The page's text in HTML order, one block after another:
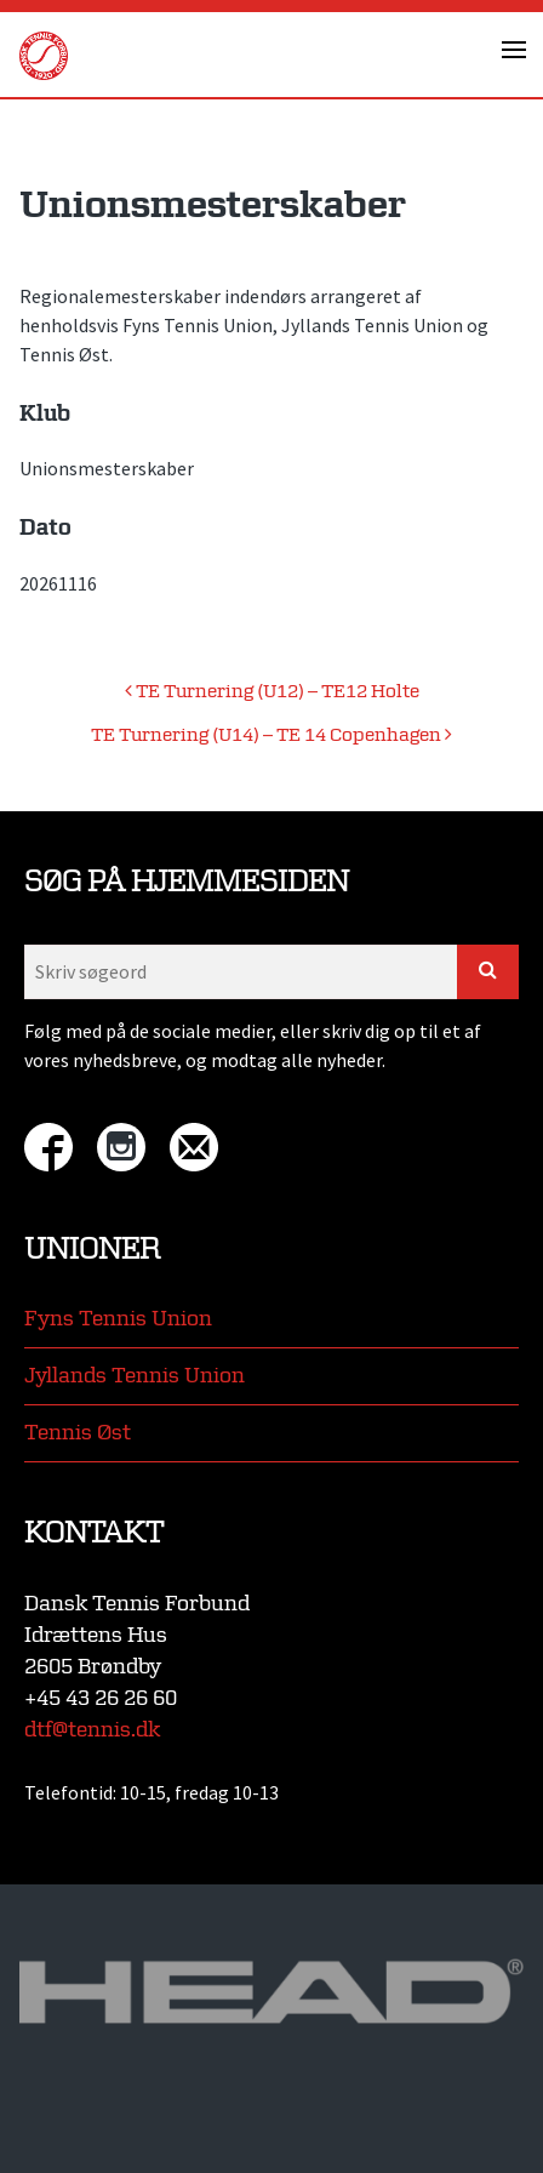
Skip
content
Unionsmesterskaber
Regionalemesterskaber indendørs arrangeret af
henholdsvis Fyns Tennis Union, Jyllands Tennis Union og
Tennis Øst.
Klub
Unionsmesterskaber
Dato
20261116
Indlægsnavigation
TE Turnering (U12) – TE12 Holte
TE Turnering (U14) – TE 14 Copenhagen
SØG PÅ HJEMMESIDEN
Følg med på de sociale medier, eller skriv dig op til et af
vores nyhedsbreve, og modtag alle nyheder.
UNIONER
Fyns Tennis Union
Jyllands Tennis Union
Tennis Øst
KONTAKT
Dansk Tennis Forbund
Idrættens Hus
2605 Brøndby
+45 43 26 26 60
dtf@tennis.dk
Telefontid: 10-15, fredag 10-13